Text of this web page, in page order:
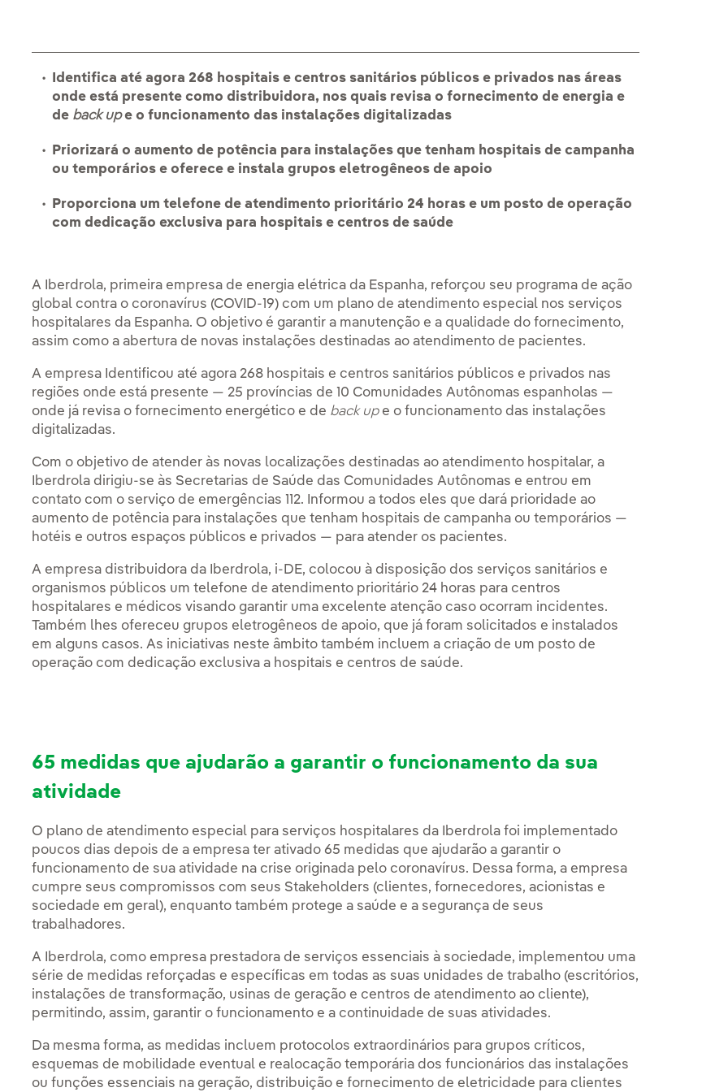
Identifica até agora 268 hospitais e centros sanitários públicos e privados nas áreas
onde está presente como distribuidora, nos quais revisa o fornecimento de energia e
de back upe o funcionamento das instalações digitalizadas
Priorizará o aumento de potência para instalações que tenham hospitais de campanha
ou temporários e oferece e instala grupos eletrogêneos de apoio
Proporciona um telefone de atendimento prioritário 24 horas e um posto de operação
com dedicação exclusiva para hospitais e centros de saúde
A Iberdrola, primeira empresa de energia elétrica da Espanha, reforçou seu programa de ação
global contra o coronavírus (COVID-19) com um plano de atendimento especial nos serviços
hospitalares da Espanha. O objetivo é garantir a manutenção e a qualidade do fornecimento,
assim como a abertura de novas instalações destinadas ao atendimento de pacientes.
A empresa Identificou até agora 268 hospitais e centros sanitários públicos e privados nas
regiões onde está presente — 25 províncias de 10 Comunidades Autônomas espanholas —
onde já revisa o fornecimento energético e de back upe o funcionamento das instalações
digitalizadas.
Com o objetivo de atender às novas localizações destinadas ao atendimento hospitalar, a
Iberdrola dirigiu-se às Secretarias de Saúde das Comunidades Autônomas e entrou em
contato com o serviço de emergências 112. Informou a todos eles que dará prioridade ao
aumento de potência para instalações que tenham hospitais de campanha ou temporários —
hotéis e outros espaços públicos e privados — para atender os pacientes.
A empresa distribuidora da Iberdrola, i-DE, colocou à disposição dos serviços sanitários e
organismos públicos um telefone de atendimento prioritário 24 horas para centros
hospitalares e médicos visando garantir uma excelente atenção caso ocorram incidentes.
Também lhes ofereceu grupos eletrogêneos de apoio, que já foram solicitados e instalados
em alguns casos. As iniciativas neste âmbito também incluem a criação de um posto de
operação com dedicação exclusiva a hospitais e centros de saúde.
65 medidas que ajudarão a garantir o funcionamento da sua
atividade
O plano de atendimento especial para serviços hospitalares da Iberdrola foi implementado
poucos dias depois de a empresa ter ativado 65 medidas que ajudarão a garantir o
funcionamento de sua atividade na crise originada pelo coronavírus. Dessa forma, a empresa
cumpre seus compromissos com seus Stakeholders (clientes, fornecedores, acionistas e
sociedade em geral), enquanto também protege a saúde e a segurança de seus
trabalhadores.
A Iberdrola, como empresa prestadora de serviços essenciais à sociedade, implementou uma
série de medidas reforçadas e específicas em todas as suas unidades de trabalho (escritórios,
instalações de transformação, usinas de geração e centros de atendimento ao cliente),
permitindo, assim, garantir o funcionamento e a continuidade de suas atividades.
Da mesma forma, as medidas incluem protocolos extraordinários para grupos críticos,
esquemas de mobilidade eventual e realocação temporária dos funcionários das instalações
ou funções essenciais na geração, distribuição e fornecimento de eletricidade para clientes